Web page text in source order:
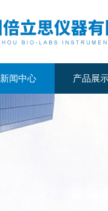
新闻中心 产品展